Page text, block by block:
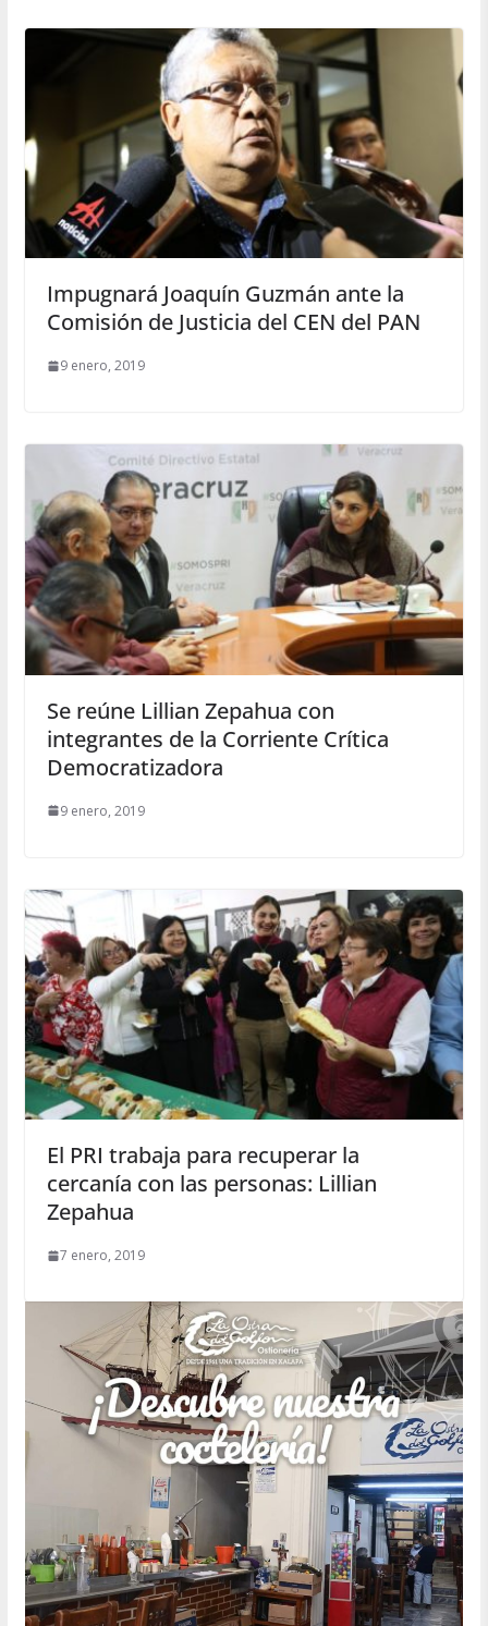
Impugnará Joaquín Guzmán ante la
Comisión de Justicia del CEN del PAN
9 enero, 2019
Se reúne Lillian Zepahua con
integrantes de la Corriente Crítica
Democratizadora
9 enero, 2019
El PRI trabaja para recuperar la
cercanía con las personas: Lillian
Zepahua
7 enero, 2019